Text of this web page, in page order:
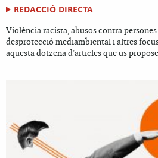
REDACCIÓ DIRECTA
Violència racista, abusos contra
desprotecció mediambiental i altres
aquesta dotzena d'articles que us